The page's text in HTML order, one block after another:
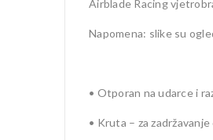
Airblade Racing
Napomena: slike su
• Otporan na udarce i
• Kruta – za